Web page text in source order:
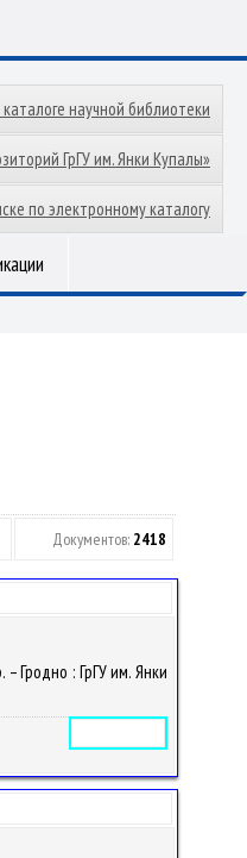
научной библиотеки
ГрГУ им. Янки Купалы»
по электронному каталогу
Документов: 2418
Гродно : ГрГУ им. Янки